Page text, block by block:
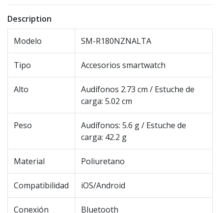
Description
Modelo SM-R180NZNALTA
Tipo Accesorios smartwatch
Alto
Audífonos 2.73 cm / Estuche de
carga: 5.02 cm
Peso
Audífonos: 5.6 g / Estuche de
carga: 42.2 g
Material Poliuretano
Compatibilidad iOS/Android
Conexión Bluetooth